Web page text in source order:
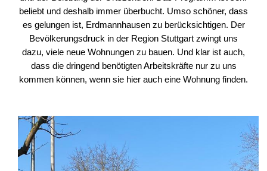
beliebt und deshalb immer überbucht. Umso schöner, dass
es gelungen ist, Erdmannhausen zu berücksichtigen. Der
Bevölkerungsdruck in der Region Stuttgart zwingt uns
dazu, viele neue Wohnungen zu bauen. Und klar ist auch,
dass die dringend benötigten Arbeitskräfte nur zu uns
kommen können, wenn sie hier auch eine Wohnung finden.